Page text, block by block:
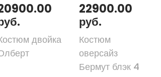
двойка
22900.00
руб.
Костюм
оверсайз
Бермут блэк 4